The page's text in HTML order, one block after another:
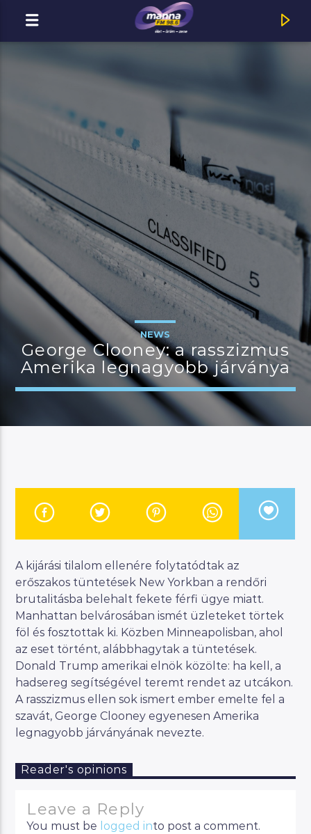
MOST ADÁSBAN
MannaFM
Horváth Tamás : Szürke szellem
JELENLEGI MŰSOR
MANNA WORLD
Manna FM
NEWS
George Clooney: a rasszizmus
Amerika legnagyobb járványa
A kijárási tilalom ellenére folytatódtak az
erőszakos tüntetések New Yorkban a rendőri
brutalitásba belehalt fekete férfi ügye miatt.
Manhattan belvárosában ismét üzleteket törtek
föl és fosztottak ki. Közben Minneapolisban, ahol
az eset történt, alábbhagytak a tüntetések.
Donald Trump amerikai elnök közölte: ha kell, a
hadsereg segítségével teremt rendet az utcákon.
A rasszizmus ellen sok ismert ember emelte fel a
szavát, George Clooney egyenesen Amerika
legnagyobb járványának nevezte.
Reader's opinions
Leave a Reply
You must be logged into post a comment.